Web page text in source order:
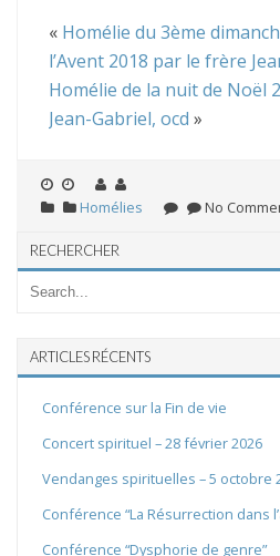
« Homélie du 3ème
l’Avent 2018 par le frère
Homélie de la nuit de Noël
Jean-Gabriel, ocd »
Homélies No
RECHERCHER
ARTICLES RÉCENTS
Conférence sur la Fin de vie
Concert spirituel – 28 février 2026
Vendanges spirituelles – 5 octobre
Conférence “La Résurrection dans
Conférence “Dysphorie de genre”